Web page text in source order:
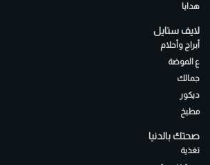
هدايا
لايف ستايل
أبراج وأحلام
ع الموضة
جمالك
ديكور
مطبخ
صحتك بالدنيا
تغذية